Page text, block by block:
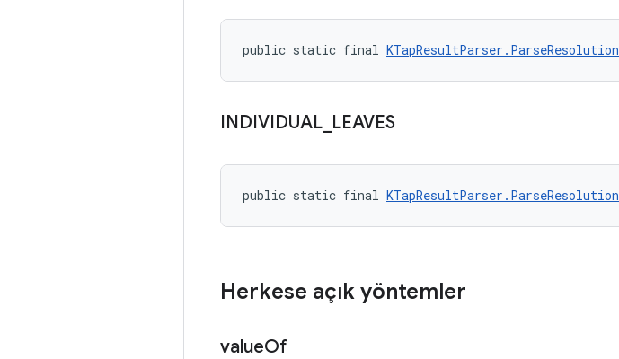
public static final KTapResultParser.ParseResolution
INDIVIDUAL LEAVES
public static final KTapResultParser.ParseResolution
Herkese açık yöntemler
valueOf